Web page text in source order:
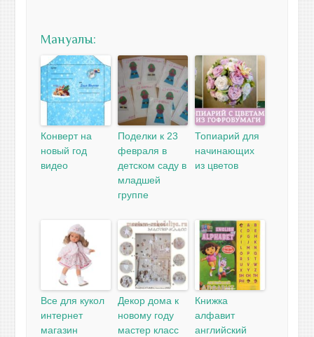
Мануалы:
Конверт на
новый год
видео
Поделки к 23
февраля в
детском саду в
младшей
группе
Топиарий для
начинающих
из цветов
Все для кукол
интернет
магазин
Декор дома к
новому году
мастер класс
Книжка
алфавит
английский